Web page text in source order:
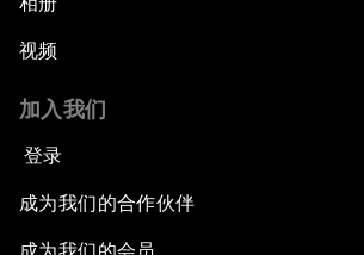
视频
加入我们
登录
成为我们的合作伙伴